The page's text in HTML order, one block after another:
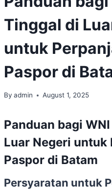
Tinggal di
untuk
Paspor di
By admin August 1, 2025
Panduan bagi
Luar Negeri untuk
Paspor di Batam
Persyaratan untuk